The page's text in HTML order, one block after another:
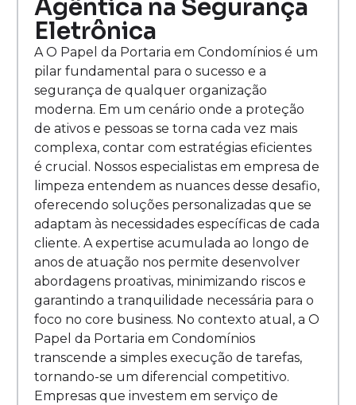
Agêntica na Segurança
Eletrônica
A O Papel da Portaria em Condomínios é um
pilar fundamental para o sucesso e a
segurança de qualquer organização
moderna. Em um cenário onde a proteção
de ativos e pessoas se torna cada vez mais
complexa, contar com estratégias eficientes
é crucial. Nossos especialistas em empresa de
limpeza entendem as nuances desse desafio,
oferecendo soluções personalizadas que se
adaptam às necessidades específicas de cada
cliente. A expertise acumulada ao longo de
anos de atuação nos permite desenvolver
abordagens proativas, minimizando riscos e
garantindo a tranquilidade necessária para o
foco no core business. No contexto atual, a O
Papel da Portaria em Condomínios
transcende a simples execução de tarefas,
tornando-se um diferencial competitivo.
Empresas que investem em serviço de